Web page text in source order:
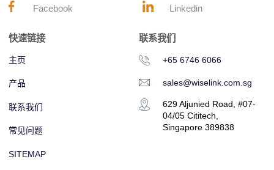
Facebook Linkedin
快速链接
主页
产品
联系我们
常见问题
SITEMAP
联系我们
+65 6746 6066
sales@wiselink.com.sg
629 Aljunied Road, #07-
04/05 Cititech,
Singapore 389838